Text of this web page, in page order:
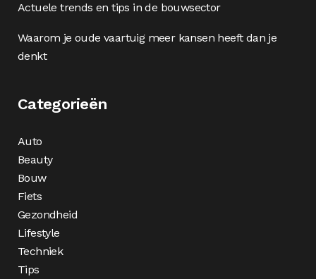
Actuele trends en tips in de bouwsector
Waarom je oude vaartuig meer kansen heeft dan je
denkt
Categorieën
Auto
Beauty
Bouw
Fiets
Gezondheid
Lifestyle
Techniek
Tips